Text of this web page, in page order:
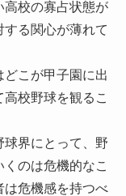
高校の寡占状態が
る関心が薄れて
こが甲子園に出
校野球を観るこ
界にとって、野
のは危機的なこ
は危機感を持つべ